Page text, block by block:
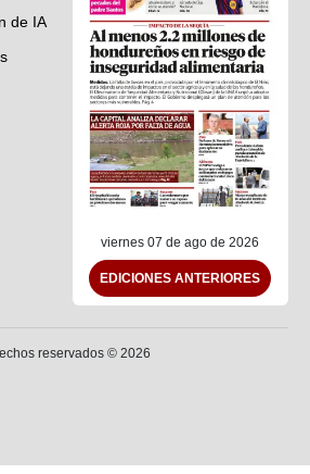
de IA
viernes 07 de ago de 2026
EDICIONES ANTERIORES
reservados © 2026